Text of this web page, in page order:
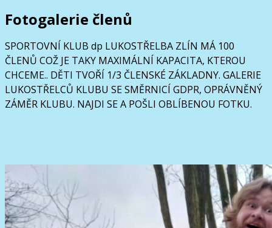
Fotogalerie členů
SPORTOVNÍ KLUB dp LUKOSTŘELBA ZLÍN MÁ 100
ČLENŮ COŽ JE TAKY MAXIMÁLNÍ KAPACITA, KTEROU
CHCEME.. DĚTI TVOŘÍ 1/3 ČLENSKÉ ZÁKLADNY. GALERIE
LUKOSTŘELCŮ KLUBU SE SMĚRNICÍ GDPR, OPRÁVNĚNÝ
ZÁMĚR KLUBU. NAJDI SE A POŠLI OBLÍBENOU FOTKU.